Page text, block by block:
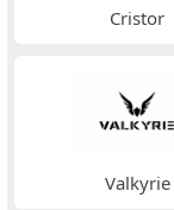
Cristor
Valkyrie